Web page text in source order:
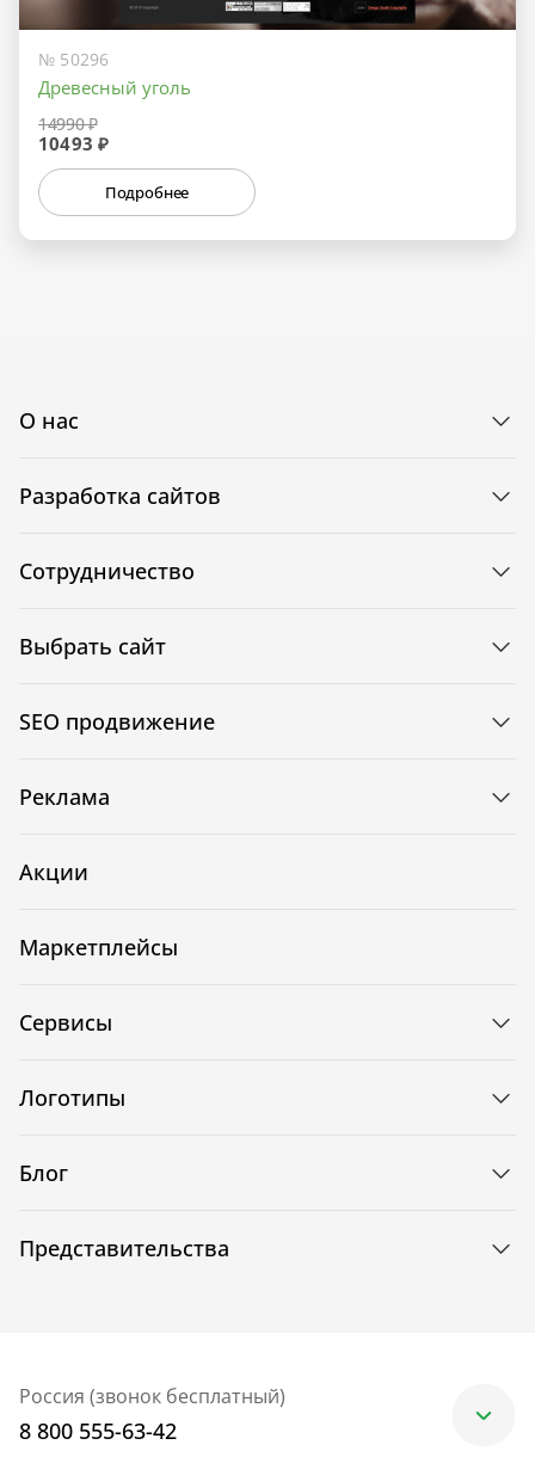
№ 50296
Древесный уголь
14990 ₽
10493 ₽
Подробнее
О нас
Разработка сайтов
Сотрудничество
Выбрать сайт
SEO продвижение
Реклама
Акции
Маркетплейсы
Сервисы
Логотипы
Блог
Представительства
Россия (звонок бесплатный)
8 800 555-63-42